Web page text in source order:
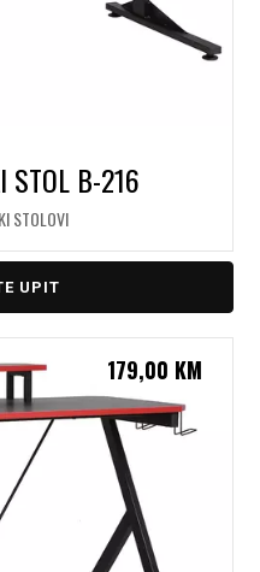
STOL B-216
STOLOVI
UPIT
179,00 KM